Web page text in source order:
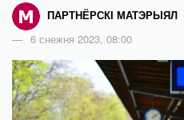
ПАРТНЁРСКІ МАТЭРЫЯЛ
6 снежня 2023, 08:00